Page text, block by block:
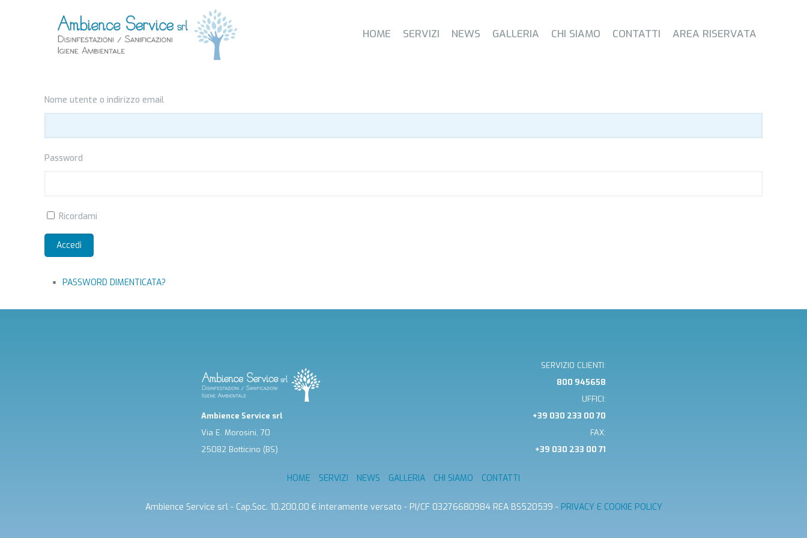
HOME SERVIZI NEWS GALLERIA CHI SIAMO CONTATTI AREA RISERVATA
Nome utente o indirizzo email
Password
Ricordami
Accedi
PASSWORD DIMENTICATA?
Ambience Service srl
Via E. Morosini, 70
25082 Botticino (BS)
SERVIZIO CLIENTI:
800 945658
UFFICI:
+39 030 233 00 70
FAX:
+39 030 233 00 71
HOME SERVIZI NEWS GALLERIA CHI SIAMO CONTATTI
Ambience Service srl - Cap.Soc. 10.200,00 € interamente versato - PI/CF 03276680984 REA BS520539 - PRIVACY E COOKIE POLICY